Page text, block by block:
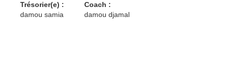
Trésorier(e) :
damou samia
Coach :
damou djamal